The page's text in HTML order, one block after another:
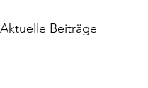
Aktuelle Beiträge